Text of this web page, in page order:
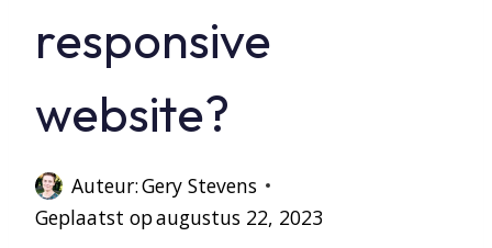
responsive
website?
Auteur:Gery Stevens
Geplaatst opaugustus 22, 2023